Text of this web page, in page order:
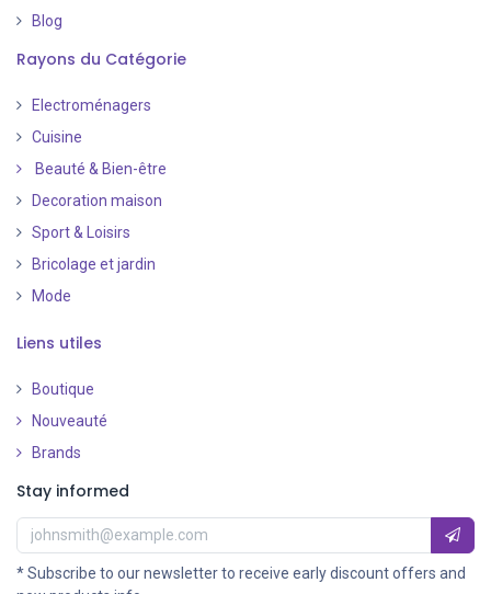
Blog
Rayons du Catégorie
Electroménagers
Cuisine
Beauté & Bien-être
Decoration maison
Sport & Loisirs
Bricolage et jardin
Mode
Liens utiles
Boutique
Nouveauté
Brands
Stay informed
* Subscribe to our newsletter to receive early discount offers and